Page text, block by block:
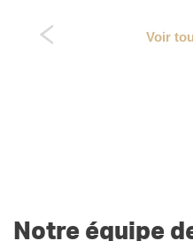
Voir
Notre équipe